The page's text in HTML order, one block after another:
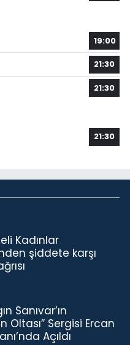
19:00
21:30
21:30
21:30
Kadınlar
şiddete karşı
Sanıvar’ın
Oltası” Sergisi Ercan
Açıldı